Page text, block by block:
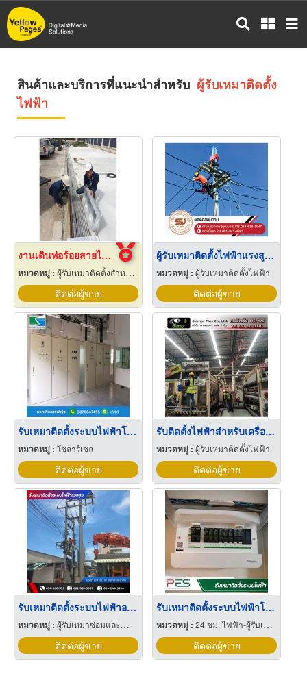
ข้าม
ไป
สินค้าและบริการที่แนะนำสำหรับ ผู้รับเหมาติดตั้ง
ไฟฟ้า
งานเดินท่อร้อยสายไฟฟ้า ระยอง
หมวดหมู่ : ผู้รับเหมาติดตั้งสำหรับบ้านและโรงงานไฟฟ้า
ติดต่อผู้ขาย
ผู้รับเหมาติดตั้งไฟฟ้าแรงสูง ชลบุรี
หมวดหมู่ :ผู้รับเหมาติดตั้งไฟฟ้า
ติดต่อผู้ขาย
รับเหมาติดตั้งระบบไฟฟ้าโรงงาน
หมวดหมู่ : โซลาร์เซล
ติดต่อผู้ขาย
รับติดตั้งไฟฟ้าสำหรับเครื่องจักร
หมวดหมู่ :ผู้รับเหมาติดตั้งไฟฟ้า
ติดต่อผู้ขาย
รับเหมาติดตั้งระบบไฟฟ้าอาคาร
หมวดหมู่ : ผู้รับเหมาซ่อมและบำรุงรักษาระบบไฟฟ้าและเครื่องกลอาคาร
ติดต่อผู้ขาย
รับเหมาติดตั้งระบบไฟฟ้าโรงงาน นนทบุรี
หมวดหมู่ :24 ชม. ไฟฟ้า-ผู้รับเหมาติดตั้งสำหรับบ้านและโรงงาน
ติดต่อผู้ขาย